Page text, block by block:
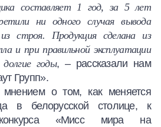
составляет 1 год, за 5 лет
ни одного случая вывода
строя. Продукция сделана из
и при правильной эксплуатации
годы, – рассказали нам
Групп».
о том, как меняется
в белорусской столице, к
конкурса «Мисс мира на